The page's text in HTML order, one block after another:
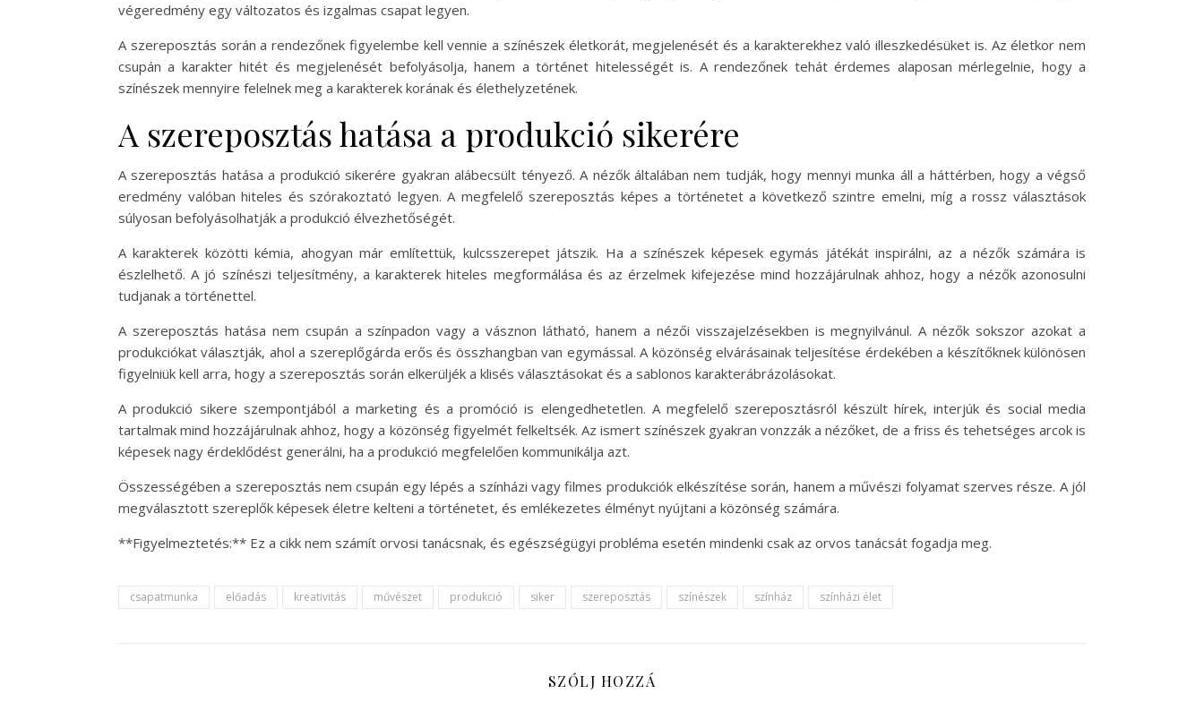
végeredmény egy változatos és izgalmas csapat legyen.
A szereposztás során a rendezőnek figyelembe kell vennie a színészek életkorát, megjelenését és a karakterekhez való illeszkedésüket is. Az életkor nem
csupán a karakter hitét és megjelenését befolyásolja, hanem a történet hitelességét is. A rendezőnek tehát érdemes alaposan mérlegelnie, hogy a
színészek mennyire felelnek meg a karakterek korának és élethelyzetének.
A szereposztás hatása a produkció sikerére
A szereposztás hatása a produkció sikerére gyakran alábecsült tényező. A nézők általában nem tudják, hogy mennyi munka áll a háttérben, hogy a végső
eredmény valóban hiteles és szórakoztató legyen. A megfelelő szereposztás képes a történetet a következő szintre emelni, míg a rossz választások
súlyosan befolyásolhatják a produkció élvezhetőségét.
A karakterek közötti kémia, ahogyan már említettük, kulcsszerepet játszik. Ha a színészek képesek egymás játékát inspirálni, az a nézők számára is
észlelhető. A jó színészi teljesítmény, a karakterek hiteles megformálása és az érzelmek kifejezése mind hozzájárulnak ahhoz, hogy a nézők azonosulni
tudjanak a történettel.
A szereposztás hatása nem csupán a színpadon vagy a vásznon látható, hanem a nézői visszajelzésekben is megnyilvánul. A nézők sokszor azokat a
produkciókat választják, ahol a szereplőgárda erős és összhangban van egymással. A közönség elvárásainak teljesítése érdekében a készítőknek különösen
figyelniük kell arra, hogy a szereposztás során elkerüljék a klisés választásokat és a sablonos karakterábrázolásokat.
A produkció sikere szempontjából a marketing és a promóció is elengedhetetlen. A megfelelő szereposztásról készült hírek, interjúk és social media
tartalmak mind hozzájárulnak ahhoz, hogy a közönség figyelmét felkeltsék. Az ismert színészek gyakran vonzzák a nézőket, de a friss és tehetséges arcok is
képesek nagy érdeklődést generálni, ha a produkció megfelelően kommunikálja azt.
Összességében a szereposztás nem csupán egy lépés a színházi vagy filmes produkciók elkészítése során, hanem a művészi folyamat szerves része. A jól
megválasztott szereplők képesek életre kelteni a történetet, és emlékezetes élményt nyújtani a közönség számára.
**Figyelmeztetés:** Ez a cikk nem számít orvosi tanácsnak, és egészségügyi probléma esetén mindenki csak az orvos tanácsát fogadja meg.
csapatmunka előadás kreativitás művészet produkció siker szereposztás színészek színház színházi élet
SZÓLJ HOZZÁ